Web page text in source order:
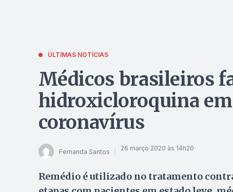
ÚLTIMAS NOTÍCIAS
Médicos brasileiros
hidroxicloroquina
coronavírus
Fernanda Santos 26 março 2020 às 14h20
Remédio é utilizado no tratamento